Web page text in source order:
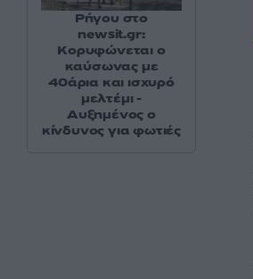
Ρήγου στο
newsit.gr:
Κορυφώνεται ο
καύσωνας με
40άρια και ισχυρό
μελτέμι -
Αυξημένος ο
κίνδυνος για φωτιές